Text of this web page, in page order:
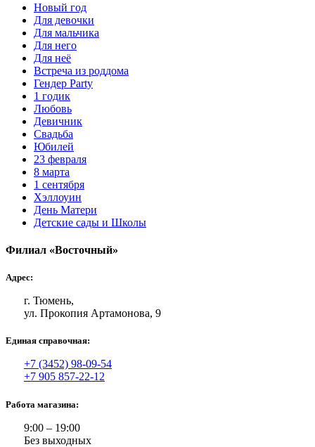
Новый год
Для девочки
Для мальчика
Для него
Для неё
Встреча из роддома
Гендер Party
1 годик
Любовь
Девичник
Свадьба
Юбилей
23 февраля
8 марта
1 сентября
Хэллоуин
День Матери
Детские сады и Школы
Филиал «Восточный»
Адрес:
г. Тюмень,
ул. Прокопия Артамонова, 9
Единая справочная:
+7 (3452) 98-09-54
+7 905 857-22-12
Работа магазина:
9:00 – 19:00
Без выходных